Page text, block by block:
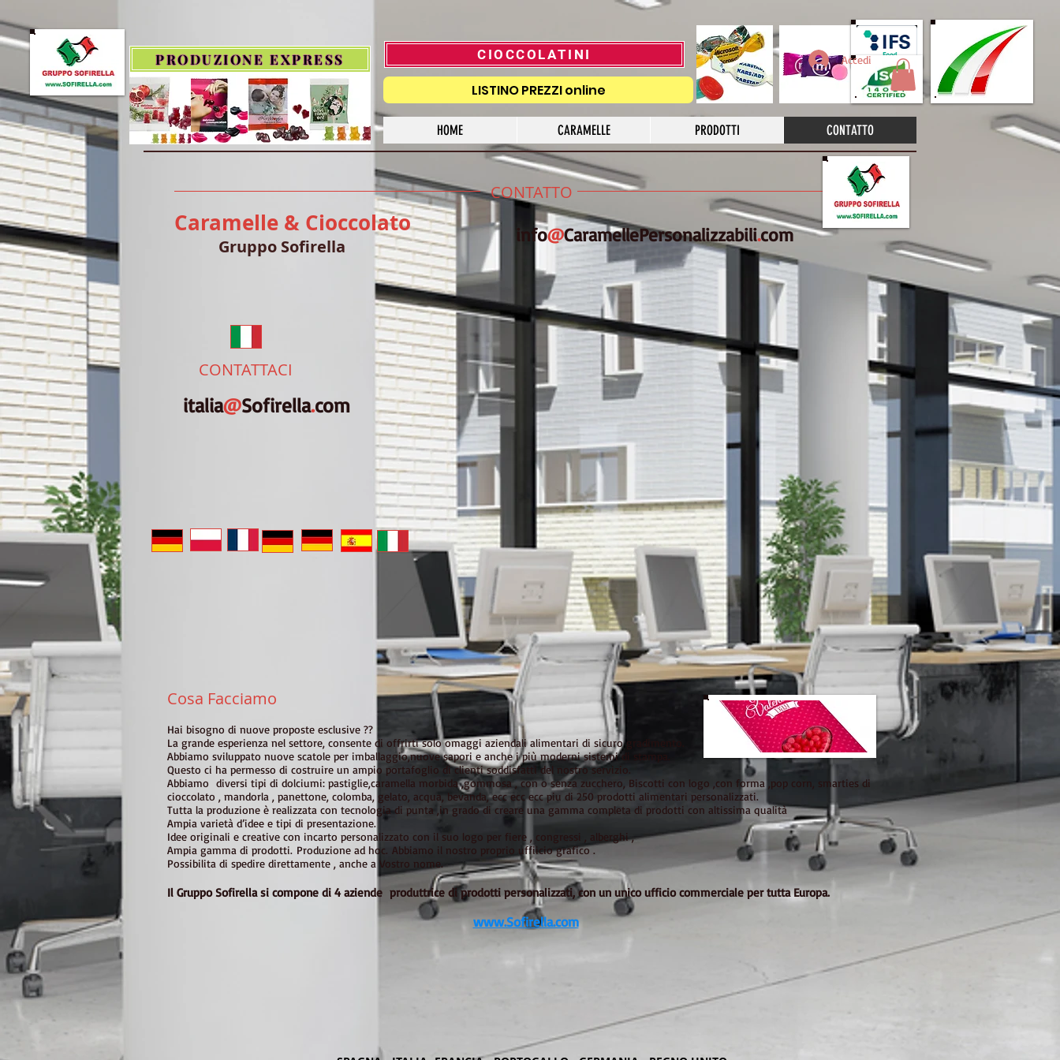
PRODUZIONE EXPRESS CIOCCOLATINI
LISTINO PREZZI online
HOME CARAMELLE PRODOTTI CONTATTO
Accedi
Caramelle & Cioccolato
Gruppo Sofirella
CONTATTO
info@CaramellePersonalizzabili.com
CONTATTACI
italia@Sofirella.com
Nome *
Email *
Oggetto
Messaggio
italia@Sofirella.com
____________________
marketing@Sofirella.com
adm@Sofirella.com
Cosa Facciamo
Hai bisogno di nuove proposte esclusive ??
La grande esperienza nel settore, consente di offrirti solo omaggi aziendali alimentari di sicuro gradimento.
Abbiamo sviluppato nuove scatole per imballaggio,nuove sapori e anche i più moderni sistemi di stampa.
Questo ci ha permesso di costruire un ampio portafoglio di clienti soddisfatti del nostro servizio.
Abbiamo diversi tipi di dolciumi: pastiglie,caramella morbida ,gommosa , con o senza zucchero, Biscotti con logo ,con forma ,pop corn, smarties di
cioccolato , mandorla , panettone, colomba, gelato, acqua, bevanda, ecc ecc ecc piu di 250 prodotti alimentari personalizzati.
​Tutta la produzione è realizzata con tecnologia di punta ,in grado di creare una gamma completa di prodotti con altissima qualità
Ampia varietà d’idee e tipi di presentazione.
Idee originali e creative con incarto personalizzato con il suo logo per fiere , congressi , alberghi ,
Ampia gamma di prodotti. Produzione ad hoc. Abbiamo il nostro proprio uffiicio grafico .
Possibilita di spedire direttamente , anche a Vostro nome.
Il Gruppo Sofirella si compone di 4 aziende produttrice di prodotti personalizzati, con un unico ufficio commerciale per tutta Europa.
www.Sofirella.com